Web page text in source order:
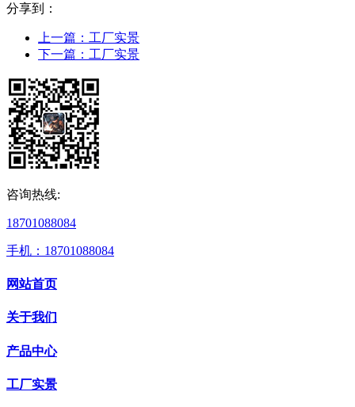
分享到：
上一篇： 工厂实景
下一篇： 工厂实景
咨询热线:
18701088084
手机：18701088084
网站首页
关于我们
产品中心
工厂实景